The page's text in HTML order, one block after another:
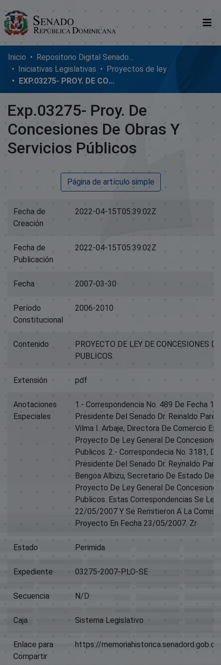
Comunidades
Glosario
Nosotros
Inicio
Repositorio Digital SenadoRD
Iniciativas Legislativas
Proyectos de ley
EXP.03275- PROY. DE CONCESIONES DE OBRAS Y SERVICIOS PÚBLICOS
Exp.03275- Proy. De
Concesiones De Obras Y
Servicios Públicos
Página de artículo simple
Fecha de
Creación
2022-04-15T05:39:02Z
Fecha de
Publicación
2022-04-15T05:39:02Z
Fecha 2007-03-30
Período
Constitucional
2006-2010
Contenido
PROYECTO DE LEY DE CONCESIONES
PUBLICOS.
Extensión pdf
Anotaciones
Especiales
1.- Correspondencia No. 489 De Fecha
Presidente Del Senado Dr. Reinaldo
Vilma I. Arbaje, Directora De Comercio
Proyecto De Ley General De
Publicos. 2.- Correspondecia No. 3181,
Presidente Del Senado Dr. Reynaldo
Bengoa Albizu, Secretario De Estado De
Proyecto De Ley General De
Publicos. Estas Correspondencias Se
22/05/2007 Y Se Remitieron A La
Proyecto En Fecha 23/05/2007. Zr
Estado Perimida
Expediente 03275-2007-PLO-SE
Secuencia N/D
Caja Sistema Legislativo
Enlace para
Compartir
https://